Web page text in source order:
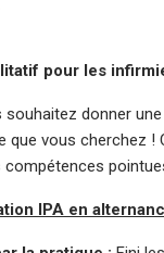
pour les
donner
que vous
compétences
IPA en